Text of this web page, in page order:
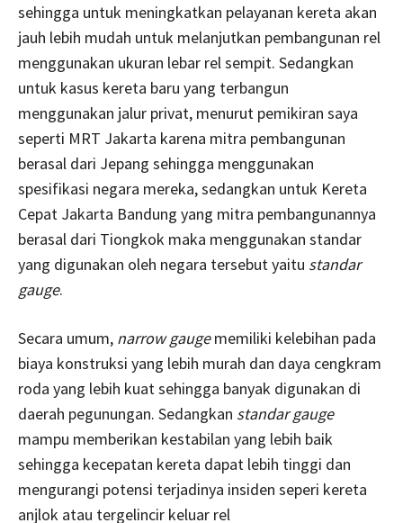
sehingga untuk meningkatkan pelayanan kereta akan
jauh lebih mudah untuk melanjutkan pembangunan rel
menggunakan ukuran lebar rel sempit. Sedangkan
untuk kasus kereta baru yang terbangun
menggunakan jalur privat, menurut pemikiran saya
seperti MRT Jakarta karena mitra pembangunan
berasal dari Jepang sehingga menggunakan
spesifikasi negara mereka, sedangkan untuk Kereta
Cepat Jakarta Bandung yang mitra pembangunannya
berasal dari Tiongkok maka menggunakan standar
yang digunakan oleh negara tersebut yaitu standar
gauge.
Secara umum, narrow gaugememiliki kelebihan pada
biaya konstruksi yang lebih murah dan daya cengkram
roda yang lebih kuat sehingga banyak digunakan di
daerah pegunungan. Sedangkan standar gauge
mampu memberikan kestabilan yang lebih baik
sehingga kecepatan kereta dapat lebih tinggi dan
mengurangi potensi terjadinya insiden seperi kereta
anjlok atau tergelincir keluar rel